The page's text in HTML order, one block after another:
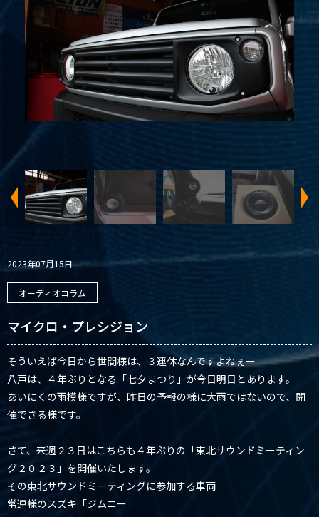
2023年07月15日
オーディオコラム
マイクロ・プレシジョン
そういえば今日から世間様は、３連休なんですよねぇー
八戸は、４年ぶりとなる「七夕まつり」が今日明日とあります。
あいにくの雨模様ですが、昨日の予報の様に大雨ではないので、開
催できる様です。
さて、来週２３日はこちらも４年ぶりの「東北サウンドミーティン
グ２０２３」を開催いたします。
その東北サウンドミーティングに参加する車両
常連様のスズキ「ジムニー」